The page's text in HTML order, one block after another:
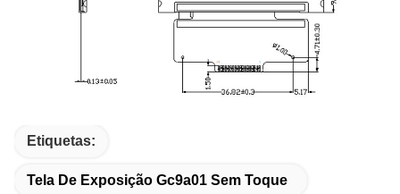
Etiquetas:
Tela De Exposição Gc9a01 Sem Toque